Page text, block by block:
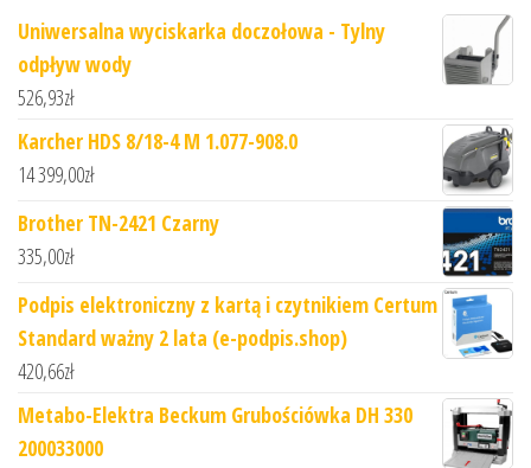
Uniwersalna wyciskarka doczołowa - Tylny
odpływ wody
526,93zł
Karcher HDS 8/18-4 M 1.077-908.0
14 399,00zł
Brother TN-2421 Czarny
335,00zł
Podpis elektroniczny z kartą i czytnikiem Certum
Standard ważny 2 lata (e-podpis.shop)
420,66zł
Metabo-Elektra Beckum Grubościówka DH 330
200033000